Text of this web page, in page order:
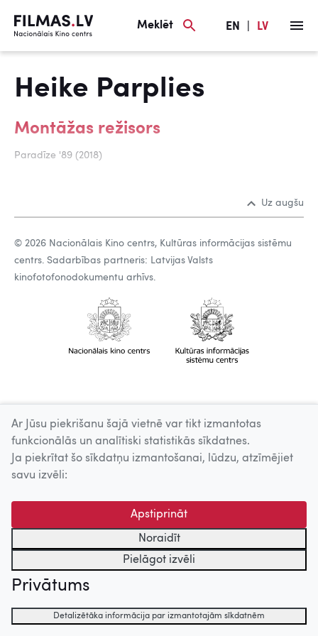
Meklēt EN LV
Heike Parplies
Montāžas režisors
Paradīze '89 (2018)
Uz augšu
© 2026 Nacionālais Kino centrs, Kultūras informācijas sistēmu
centrs. Sadarbības partneris: Latvijas Valsts
kinofotofonodokumentu arhīvs.
Ar Jūsu piekrišanu šajā vietnē var tikt izmantotas
funkcionālās un analītiski statistikās sīkdatnes.
Ja piekrītat šo sīkdatņu izmantošanai, lūdzu, atzīmējiet
savu izvēli:
Apstiprināt
Noraidīt
Pielāgot izvēli
Privātums
Detalizētāka informācija par izmantotajām sīkdatnēm